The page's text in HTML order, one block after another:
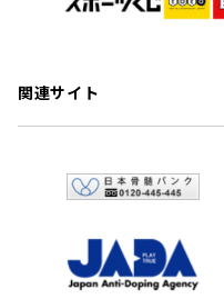
関連サイト